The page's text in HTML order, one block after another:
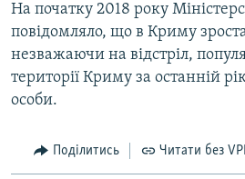
На початку 2018 року
повідомляло, що в Криму
незважаючи на відстріл,
території Криму за останній
особи.
Поділитись Читати без